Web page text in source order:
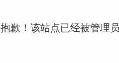
抱歉！该站点已经被管理